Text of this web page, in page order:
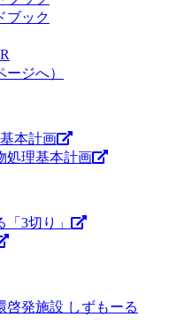
ジへ）
本計画
処理基本計画
3切り」